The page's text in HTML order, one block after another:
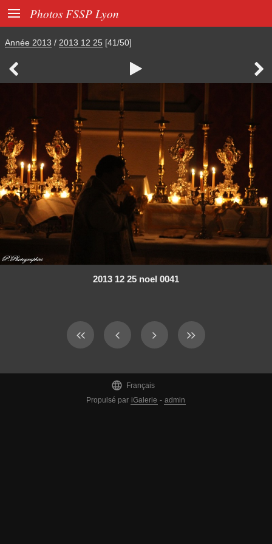
 Photos FSSP Lyon
Année 2013 / 2013 12 25 [41/50]
  
2013 12 25 noel 0041

Français
Propulsé par iGalerie - admin